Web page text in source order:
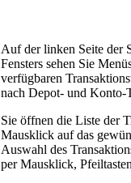
Auf der linken Seite der
Fensters sehen Sie
verfügbaren
nach Depot- und Konto-
Sie öffnen die Liste der
Mausklick auf das
Auswahl des
per Mausklick,